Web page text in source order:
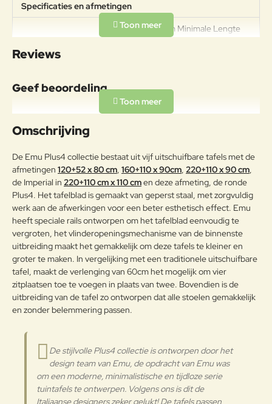
Specificaties en afmetingen
Specificaties
Breedte 138cm Minimale Lengte
Draagkracht 100kg
Materiaal
Frame
dan 2%, behandeld om met het
exclusieve anticorrosieproces
emu-coat aan
weersomstandigheden te
weerstaan.
Onderhoudsadvies
Gepoedercoat staal
Om het product lang in goede
staat te behouden, adviseren wij
het tijdens de winter op een
afgesloten droge plaats te
bewaren zodat condensvorming
wordt vermeden. Indien de
het winterseizoen en op
kwartaalbasis de metalen
oppervlakken met een zachte doek
te reinigen. Gebruik water of
detergentia en bescherm ze met
Reviews
Geef beoordeling
Uw naam:
g:
Note:HTML-code wordt niet vertaald!
Waardering:
Waarderin
g:
Slecht Goed
Verder
Omschrijving
De Emu Plus4 collectie bestaat uit vijf uitschuifbare tafels met de
afmetingen 120+52 x 80 cm, 160+110 x 90cm, 220+110 x 90 cm,
de Imperial in 220+110 cm x 110 cmen deze afmeting, de ronde
Plus4. Het tafelblad is gemaakt van geperst staal, met zorgvuldig
werk aan de afwerkingen voor een beter esthetisch effect. Emu
heeft speciale rails ontworpen om het tafelblad eenvoudig te
vergroten, het vlinderopeningsmechanisme van de binnenste
uitbreiding maakt het gemakkelijk om deze tafels te kleiner en
groter te maken. In vergelijking met een traditionele uitschuifbare
tafel, maakt de verlenging van 60cm het mogelijk om vier
zitplaatsen toe te voegen in plaats van twee. Bovendien is de
uitbreiding van de tafel zo ontworpen dat alle stoelen gemakkelijk
en zonder belemmering passen.
De stijlvolle Plus4 collectie is ontworpen door het
design team van Emu, de opdracht van Emu was
om een moderne, minimalistische en tijdloze serie
tuintafels te ontwerpen. Volgens ons is dit de
Italiaanse designers zeker gelukt! De tafels passen